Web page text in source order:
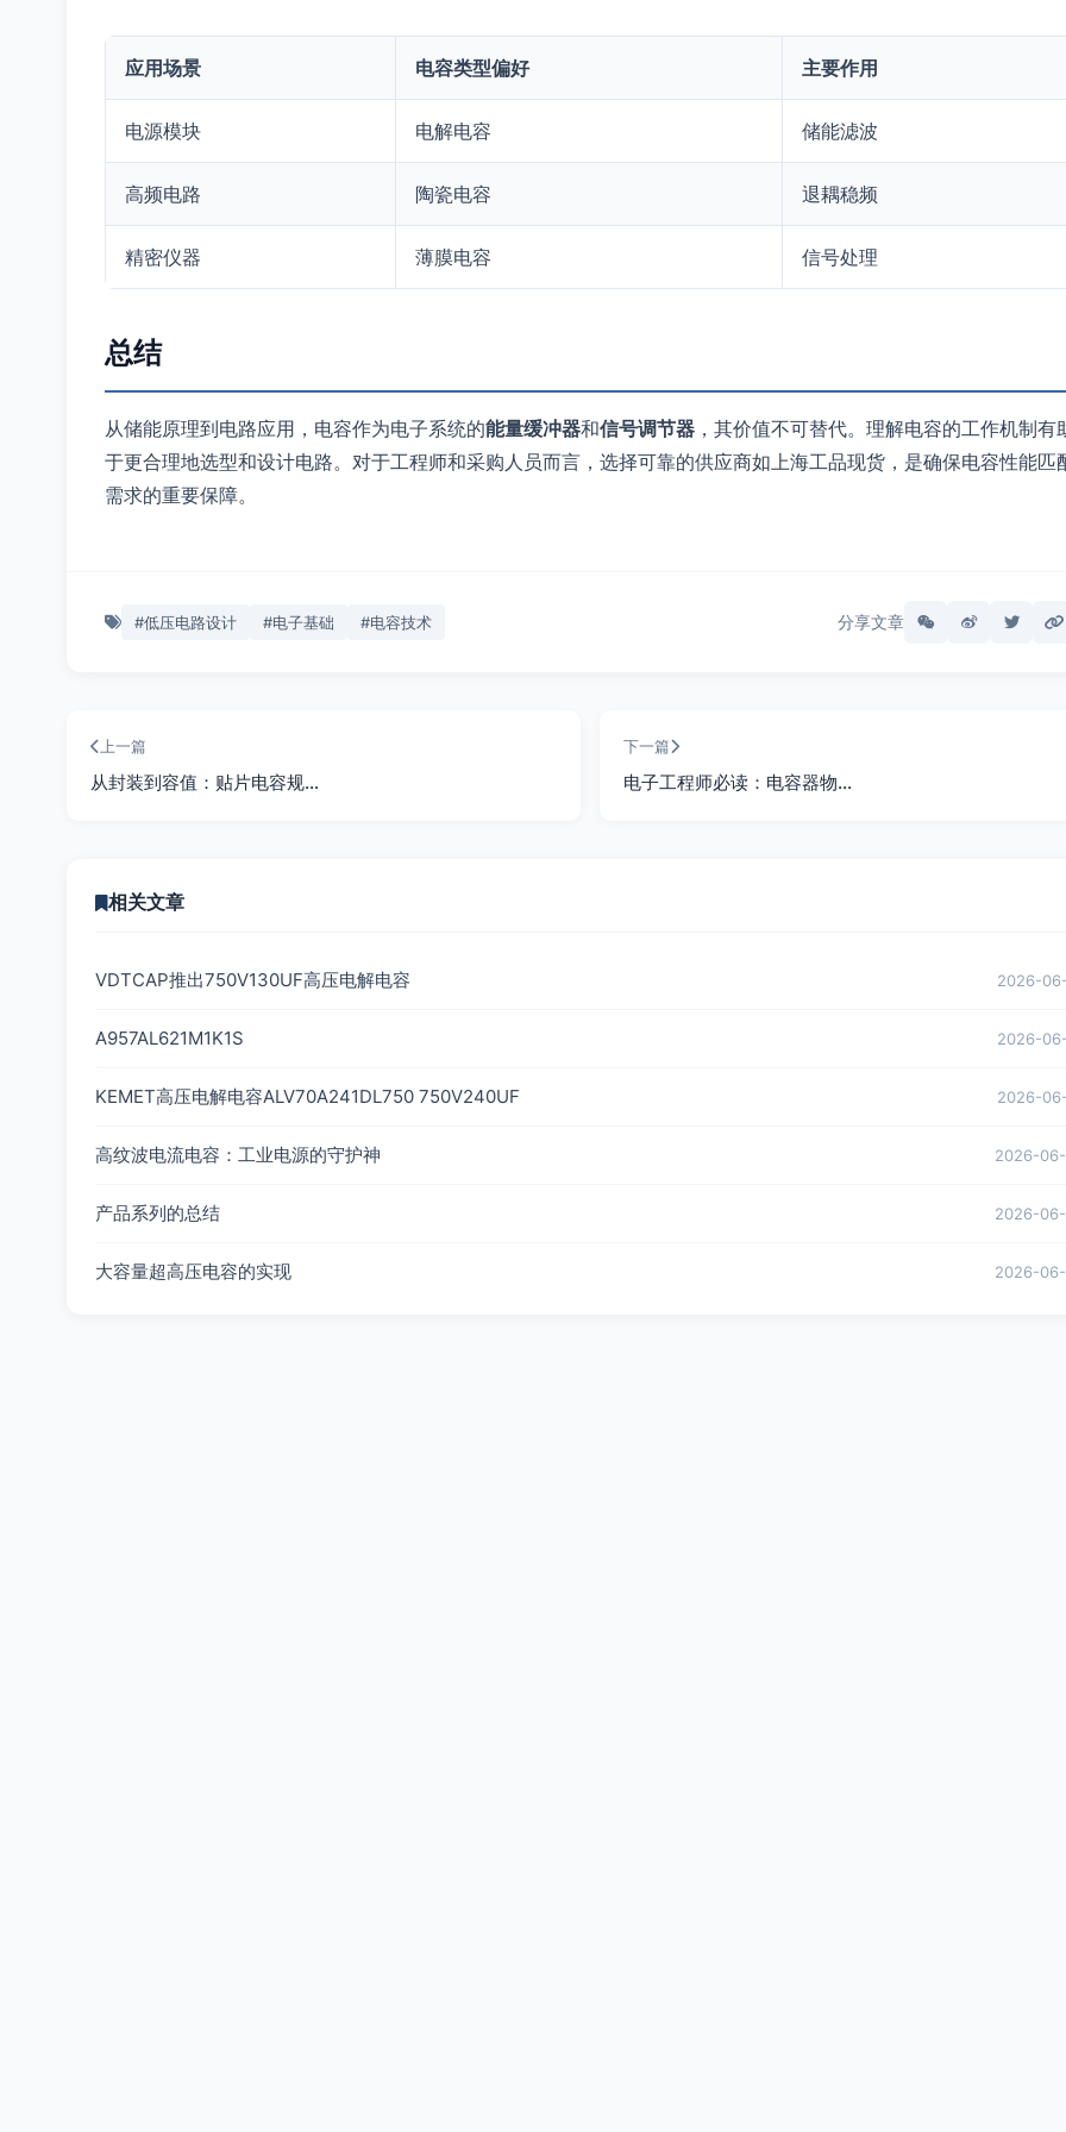
应用场景 电容类型偏好 主要作用
电源模块 电解电容 储能滤波
高频电路 陶瓷电容 退耦稳频
精密仪器 薄膜电容 信号处理
总结
从储能原理到电路应用，电容作为电子系统的能量缓冲器和信号调节器 ，其价值不可替代。理解电容的工作机制有
于更合理地选型和设计电路。对于工程师和采购人员而言，选择可靠的供应商如上海工品现货，是确保电容性能匹
需求的重要保障。
#低压电路设计 #电子基础 #电容技术 分享文章
上一篇
从封装到容值：贴片电容规…
下一篇
电子工程师必读：电容器物…
相关文章
VDTCAP推出750V130UF高压电解电容 2026-
A957AL621M1K1S 2026-
KEMET高压电解电容ALV70A241DL750 750V240UF 2026-
高纹波电流电容：工业电源的守护神 2026-
产品系列的总结 2026-
大容量超高压电容的实现 2026-